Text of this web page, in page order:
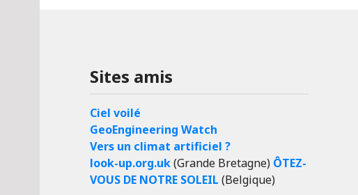
Sites amis
Ciel voilé
GeoEngineering Watch
Vers un climat artificiel ?
look-up.org.uk(Grande Bretagne) ÔTEZ-
VOUS DE NOTRE SOLEIL (Belgique)